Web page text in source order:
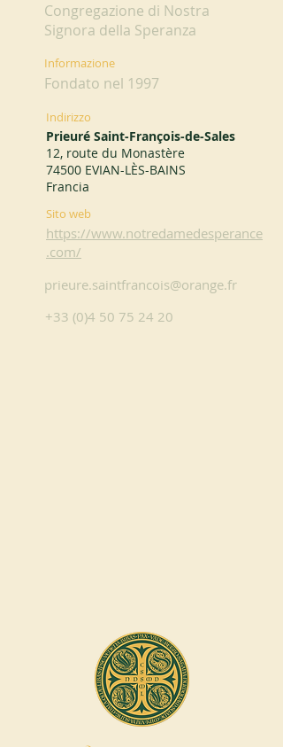
Congregazione di Nostra
Signora della Speranza
Informazione
Fondato nel 1997
Indirizzo
Prieuré Saint-François-de-Sales
12, route du Monastère
74500 EVIAN-LÈS-BAINS
Francia
Sito web
https://www.notredamedesperance
.com/
prieure.saintfrancois@orange.fr
+33 (0)4 50 75 24 20